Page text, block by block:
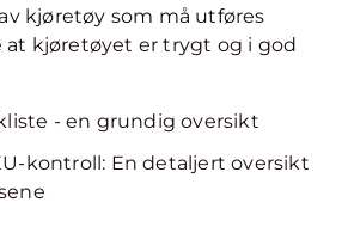
kjøretøy som må utføres
at kjøretøyet er trygt og i god
- en grundig oversikt
kontroll: En detaljert oversikt